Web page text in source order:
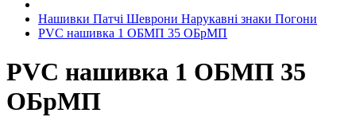
Нашивки Патчі Шеврони Нарукавні знаки Погони
PVC нашивка 1 ОБМП 35 ОБрМП
PVC нашивка 1 ОБМП 35
ОБрМП